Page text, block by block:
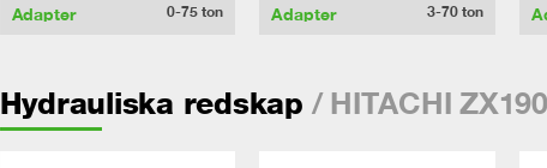
Adapter 0-75ton Adapter 3-70ton
Hydrauliska redskap / HITACHI